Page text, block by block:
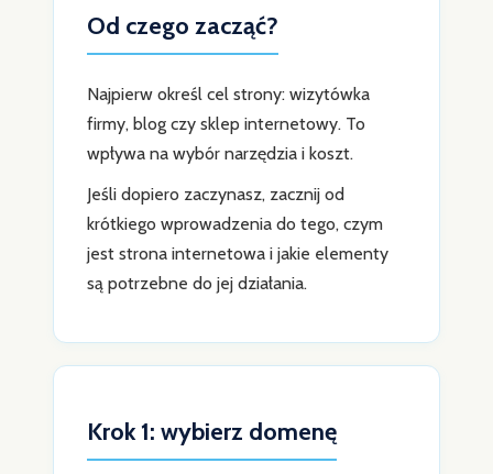
Od czego zacząć?
Najpierw określ cel strony: wizytówka
firmy, blog czy sklep internetowy. To
wpływa na wybór narzędzia i koszt.
Jeśli dopiero zaczynasz, zacznij od
krótkiego wprowadzenia do tego, czym
jest strona internetowa i jakie elementy
są potrzebne do jej działania.
Krok 1: wybierz domenę